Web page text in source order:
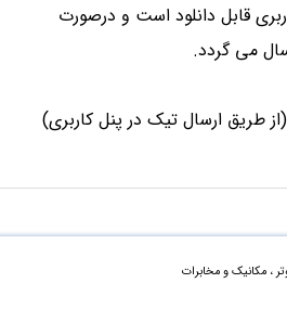
طریق پنل کاربری قابل دانلود است و درصورت
می گردد.
طریق ارسال تیک در پنل کاربری)
، مکانیک و مخابرات